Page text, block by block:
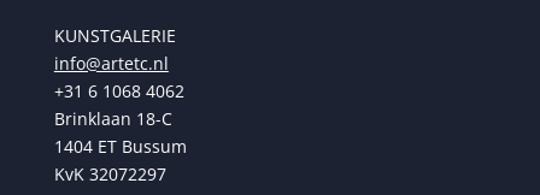
KUNSTGALERIE
info@artetc.nl
+31 6 1068 4062
Brinklaan 18-C
1404 ET Bussum
KvK 32072297